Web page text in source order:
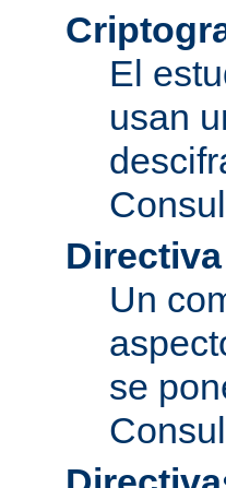
El
usan
Directiva
Un
se